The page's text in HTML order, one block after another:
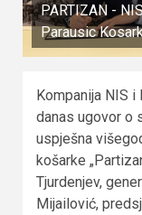
PARTIZAN -
Parausic
Kompanija NIS
danas ugovor o
uspješna
košarke
Tjurdenjev,
Mijailović,